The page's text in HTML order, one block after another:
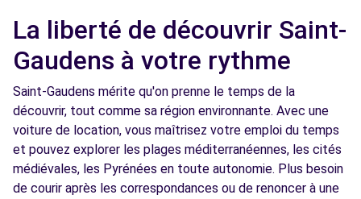
La liberté de découvrir Saint-
Gaudens à votre rythme
Saint-Gaudens mérite qu'on prenne le temps de la
découvrir, tout comme sa région environnante. Avec une
voiture de location, vous maîtrisez votre emploi du temps
et pouvez explorer les plages méditerranéennes, les cités
médiévales, les Pyrénées en toute autonomie. Plus besoin
de courir après les correspondances ou de renoncer à une